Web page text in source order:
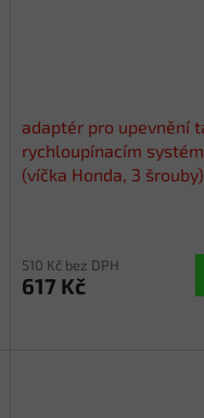
adaptér pro upevnění
rychloupínacím
(víčka Honda, 3 šrouby)
510 Kč bez DPH
617 Kč